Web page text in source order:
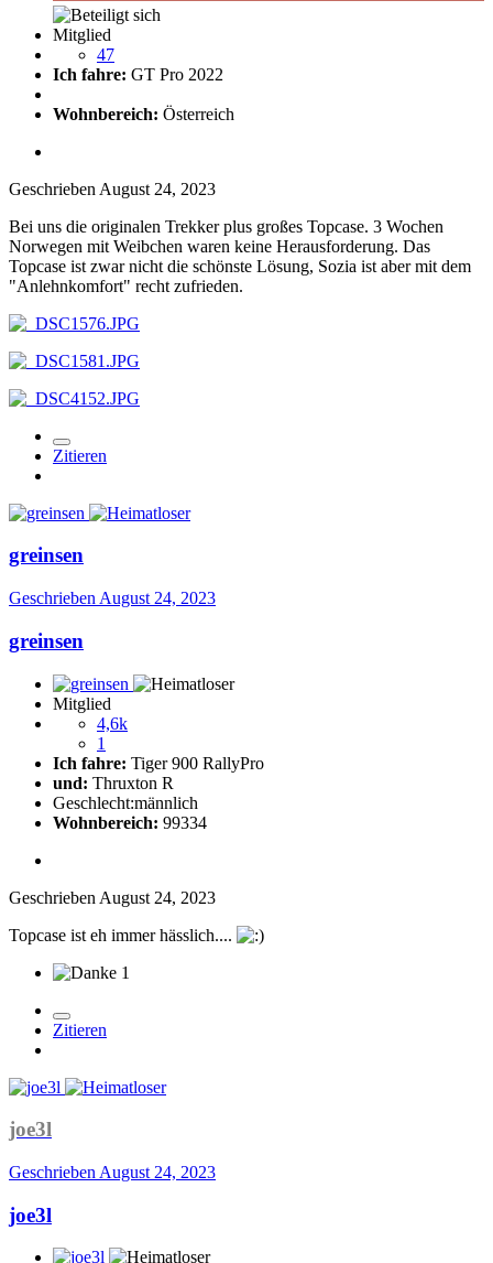
Mitglied
47
Ich fahre: GT Pro 2022
Wohnbereich: Österreich
Geschrieben August 24, 2023
Bei uns die originalen Trekker plus großes Topcase. 3 Wochen
Norwegen mit Weibchen waren keine Herausforderung. Das
Topcase ist zwar nicht die schönste Lösung, Sozia ist aber mit dem
"Anlehnkomfort" recht zufrieden.
Zitieren
greinsen
Geschrieben August 24, 2023
greinsen
Mitglied
4,6k
1
Ich fahre: Tiger 900 RallyPro
und: Thruxton R
Geschlecht:männlich
Wohnbereich: 99334
Geschrieben August 24, 2023
Topcase ist eh immer hässlich....
1
Zitieren
joe3l
Geschrieben August 24, 2023
joe3l